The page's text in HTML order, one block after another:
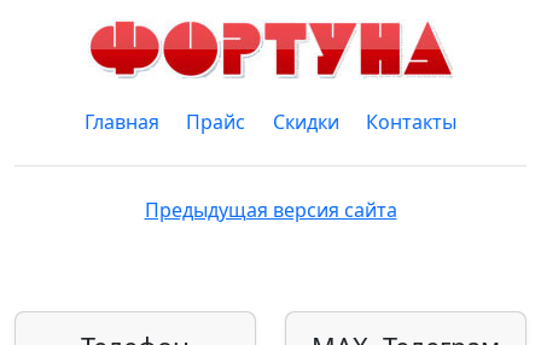
Главная Прайс Скидки Контакты
Предыдущая версия сайта